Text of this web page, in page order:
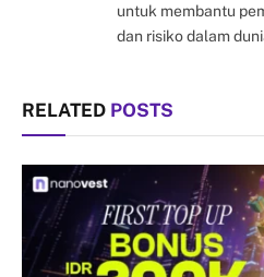
untuk membantu
dan risiko dalam
RELATED POSTS